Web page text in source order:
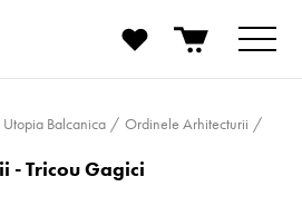
Utopia Balcanica Ordinele Arhitecturii
- Tricou Gagici